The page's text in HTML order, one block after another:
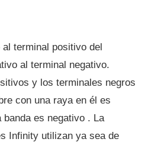
terminal positivo del
al terminal negativo.
y los terminales negros
con una raya en él es
es negativo . La
Infinity utilizan ya sea de